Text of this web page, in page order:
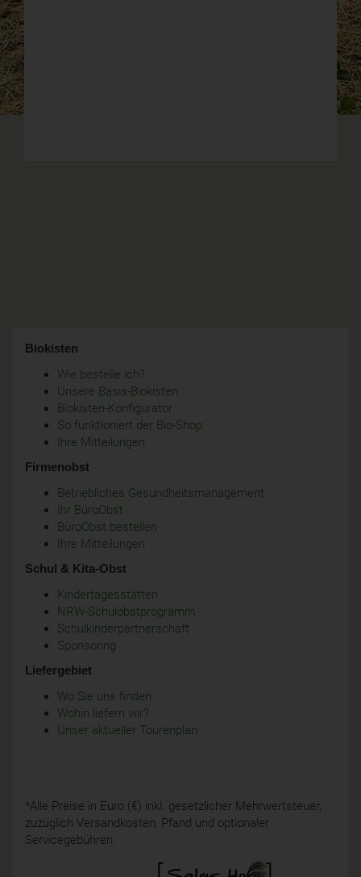
Biokisten
Wie bestelle ich?
Unsere Basis-Biokisten
Biokisten-Konfigurator
So funktioniert der Bio-Shop
Ihre Mitteilungen
Firmenobst
Betriebliches Gesundheitsmanagement
Ihr BüroObst
BüroObst bestellen
Ihre Mitteilungen
Schul & Kita-Obst
Kindertagesstätten
NRW-Schulobstprogramm
Schulkinderpartnerschaft
Sponsoring
Liefergebiet
Wo Sie uns finden
Wohin liefern wir?
Unser aktueller Tourenplan
*Alle Preise in Euro (€) inkl. gesetzlicher Mehrwertsteuer,
zuzüglich Versandkosten, Pfand und optionaler
Servicegebühren.